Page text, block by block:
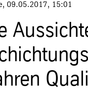
, 09.05.2017, 15:01